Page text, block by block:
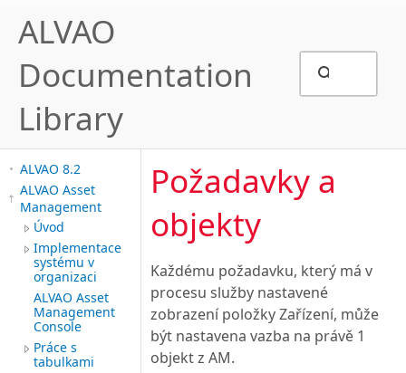
ALVAO
Documentation
Library
ALVAO 8.2
ALVAO Asset
Management
Úvod
Implementace
systému v
organizaci
ALVAO Asset
Management
Console
Práce s
tabulkami
Požadavky a
objekty
Každému požadavku, který má v
procesu služby nastavené
zobrazení položky Zařízení, může
být nastavena vazba na právě 1
objekt z AM.